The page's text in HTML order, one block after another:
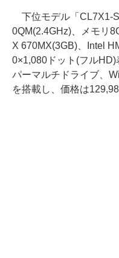
下位モデル「CL7X1-
0QM(2.4GHz)、メモリ
X 670MX(3GB)、Intel
0×1,080ドット(フル
パーマルチドライブ、
を搭載し、価格は